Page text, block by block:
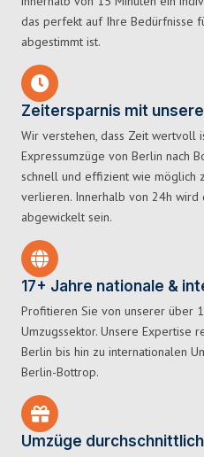
das perfekt auf Ihre Bedürfnisse
abgestimmt ist.
Zeitersparnis mit
Wir verstehen, dass Zeit wertvoll
Expressumzüge von Berlin nach
schnell und effizient wie möglich
verlieren. Innerhalb von 24h wird
abgewickelt sein.
17+ Jahre nationale &
Profitieren Sie von unserer über
Umzugssektor. Unsere Expertise
Berlin bis hin zu internationalen
Berlin-Bottrop.
Umzüge